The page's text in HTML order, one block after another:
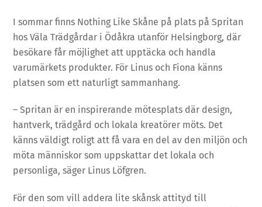
I sommar finns Nothing Like Skåne på plats på Spritan
hos Väla Trädgårdar i Ödåkra utanför Helsingborg, där
besökare får möjlighet att upptäcka och handla
varumärkets produkter. För Linus och Fiona känns
platsen som ett naturligt sammanhang.
– Spritan är en inspirerande mötesplats där design,
hantverk, trädgård och lokala kreatörer möts. Det
känns väldigt roligt att få vara en del av den miljön och
möta människor som uppskattar det lokala och
personliga, säger Linus Löfgren.
För den som vill addera lite skånsk attityd till